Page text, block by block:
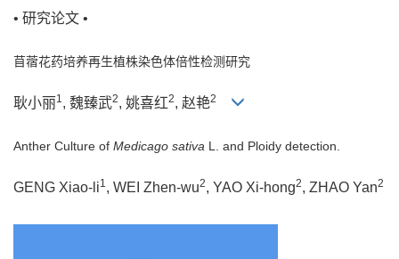
• 研究论文 •
苜蓿花药培养再生植株染色体倍性检测研究
耿小丽1, 魏臻武2, 姚喜红2, 赵艳2
Anther Culture of Medicago sativa L. and Ploidy detection.
GENG Xiao-li1, WEI Zhen-wu2, YAO Xi-hong2, ZHAO Yan2